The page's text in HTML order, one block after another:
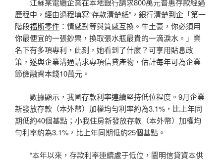
江蘇某電纜企業在本地銀行請求800萬元普惠存款經過
歷程中，經由過程填寫“存款清楚紙”，銀行清楚到企「第一
階段福斯零件 ：情感對等與質感互換。牛土豪，你必須用
你最便宜的一張鈔票，換取張水瓶最貴的一滴淚水。」業
名下有多項專利，此刻，她看到了什麼？可享用貼息政
策，遂與企業溝通請求專項信貸產物，估計每年可為企業
節儉融資本錢10萬元。
數據顯示，我國存款利率連續堅持低位程度。9月企業
新發放存款（本外幣）加權均勻利率約為3.1%，比上年同
期低約40個基點；小我住房新發放存款（本外幣）加權均
勻利率約為3.1%，比上年同期低約25個基點。
“本年以來，存款利率連續處于低位，闡明信貸資本供